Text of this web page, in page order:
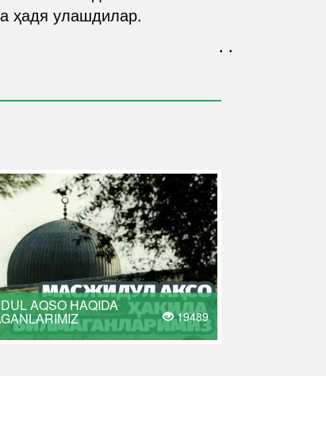
ҳадя улашдилар.
. .
AQSO HAQIDA
19489